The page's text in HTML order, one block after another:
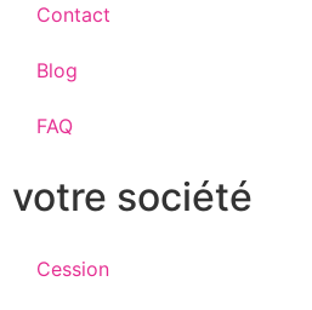
Contact
Blog
FAQ
votre société
Cession